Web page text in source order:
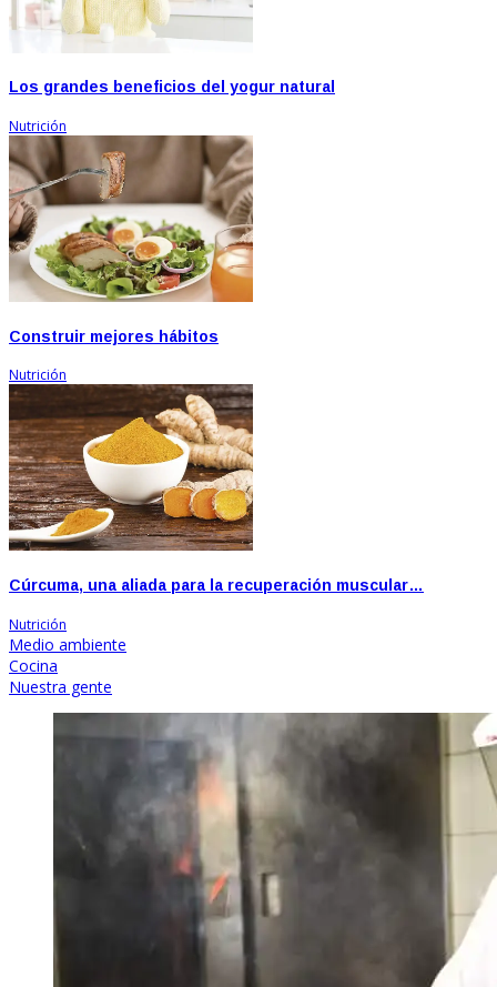
Los grandes beneficios del yogur natural
Nutrición
Construir mejores hábitos
Nutrición
Cúrcuma, una aliada para la recuperación muscular…
Nutrición
Medio ambiente
Cocina
Nuestra gente